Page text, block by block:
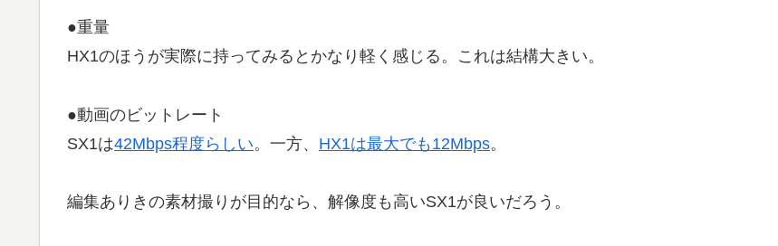
●重量
HX1のほうが実際に持ってみるとかなり軽く感じる。これは結構大きい。
●動画のビットレート
SX1は42Mbps程度らしい。一方、 HX1は最大でも12Mbps。
編集ありきの素材撮りが目的なら、解像度も高いSX1が良いだろう。